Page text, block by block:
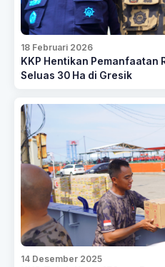
18 Februari 2026
KKP Hentikan Pemanfaatan
Seluas 30 Ha di Gresik
14 Desember 2025